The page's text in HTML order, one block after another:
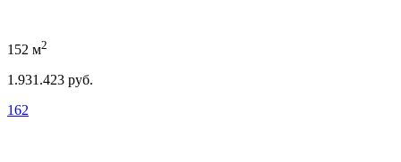
152 м2
1.931.423 руб.
162